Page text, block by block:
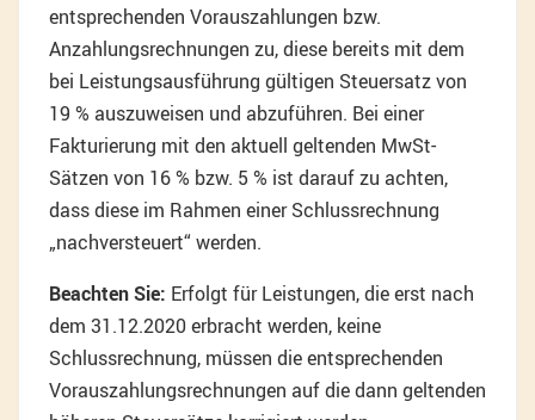
entsprechenden Vorauszahlungen bzw.
Anzahlungsrechnungen zu, diese bereits mit dem
bei Leistungsausführung gültigen Steuersatz von
19 % auszuweisen und abzuführen. Bei einer
Fakturierung mit den aktuell geltenden MwSt-
Sätzen von 16 % bzw. 5 % ist darauf zu achten,
dass diese im Rahmen einer Schlussrechnung
„nachversteuert“ werden.
Beachten Sie: Erfolgt für Leistungen, die erst nach
dem 31.12.2020 erbracht werden, keine
Schlussrechnung, müssen die entsprechenden
Vorauszahlungsrechnungen auf die dann geltenden